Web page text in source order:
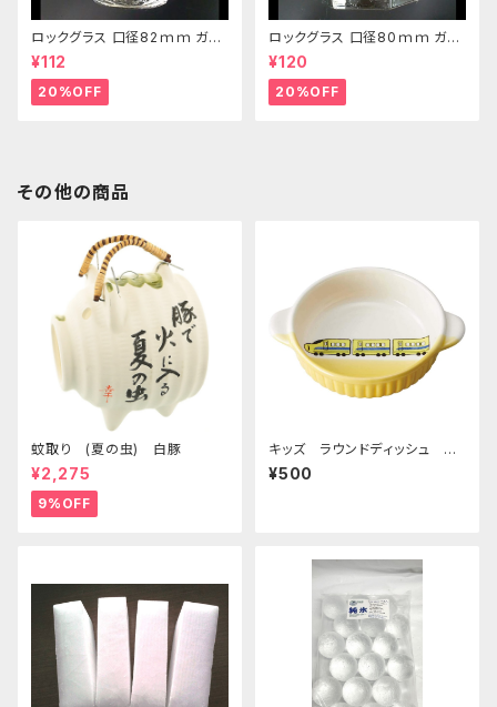
ロックグラス 口径82ｍｍ ガラ
ス製 250cc
¥112
20%OFF
ロックグラス 口径80ｍｍ ガラ
ス製 220cc
¥120
20%OFF
その他の商品
蚊取り (夏の虫) 白豚
¥2,275
9%OFF
キッズ ラウンドディッシュ 超
特急イエロー
¥500